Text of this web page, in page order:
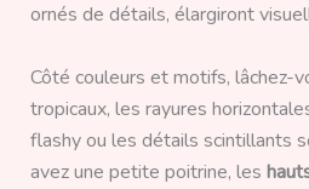
ornés de détails, élargiront
Côté couleurs et motifs, lâchez-
tropicaux, les rayures
flashy ou les détails scintillants
avez une petite poitrine, les